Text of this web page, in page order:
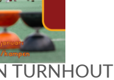
TURNHOUT